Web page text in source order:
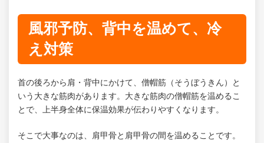
風邪予防、背中を温めて、冷
え対策
首の後ろから肩・背中にかけて、僧帽筋（そうぼうきん）と
いう大きな筋肉があります。大きな筋肉の僧帽筋を温めるこ
とで、上半身全体に保温効果が伝わりやすくなります。
そこで大事なのは、肩甲骨と肩甲骨の間を温めることです。